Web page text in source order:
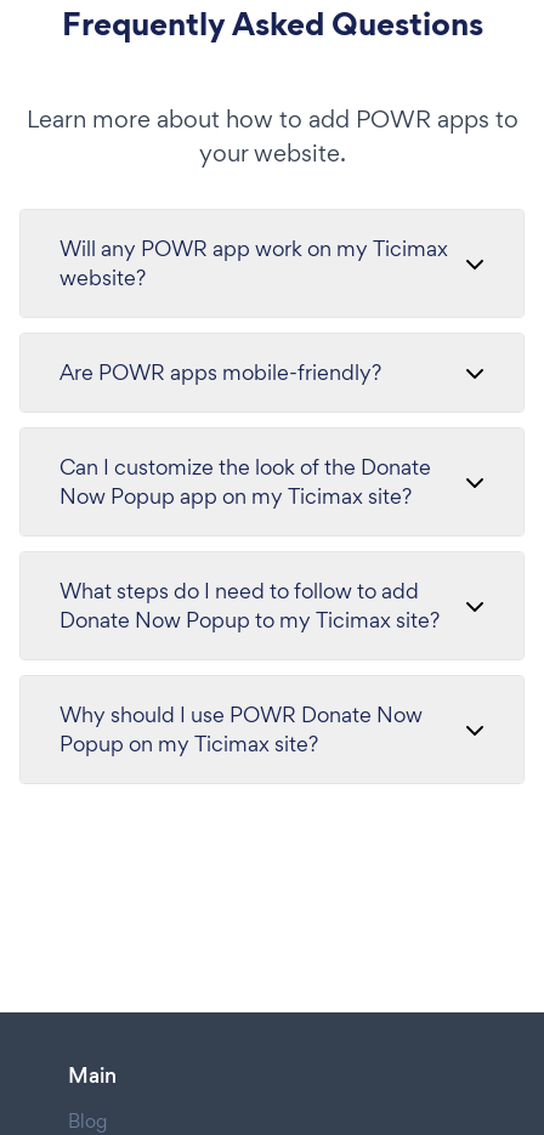
Frequently Asked Questions
Learn more about how to add POWR apps to
your website.
Will any POWR app work on my Ticimax
website?
Are POWR apps mobile-friendly?
Can I customize the look of the Donate
Now Popup app on my Ticimax site?
What steps do I need to follow to add
Donate Now Popup to my Ticimax site?
Why should I use POWR Donate Now
Popup on my Ticimax site?
Main
Blog